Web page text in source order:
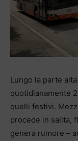
Lungo la parte
quotidianamente
quelli festivi.
procede in salita,
genera rumore –